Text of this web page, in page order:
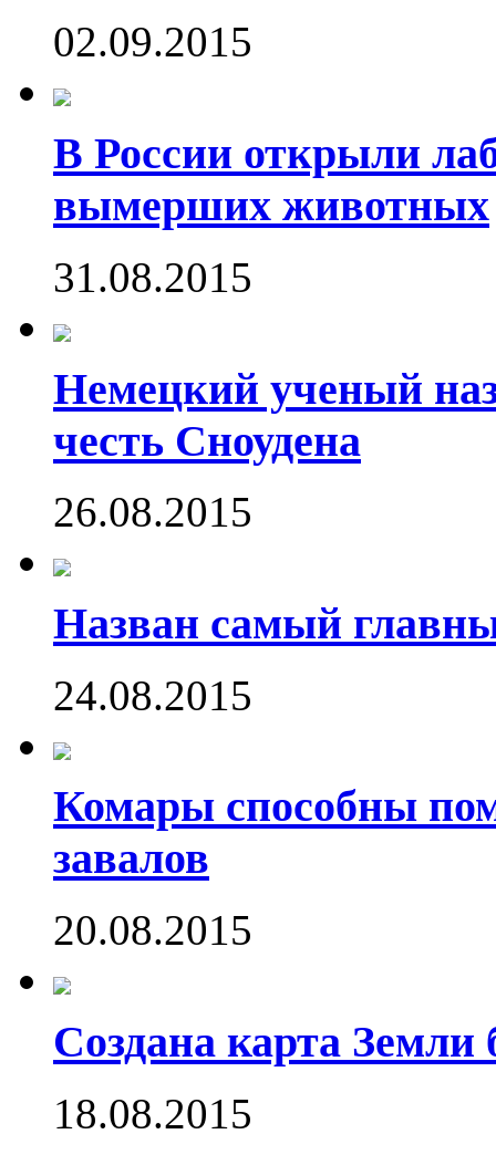
02.09.2015
В России открыли
вымерших животных
31.08.2015
Немецкий ученый
честь Сноудена
26.08.2015
Назван самый
24.08.2015
Комары способны
завалов
20.08.2015
Создана карта Земли
18.08.2015